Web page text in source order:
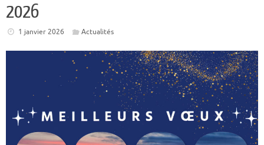
2026
1 janvier 2026 Actualités